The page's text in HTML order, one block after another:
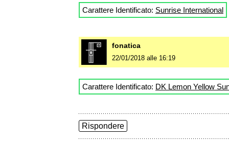
Carattere Identificato: Sunrise International
fonatica
22/01/2018 alle 16:19
Carattere Identificato: DK Lemon Yellow
Rispondere